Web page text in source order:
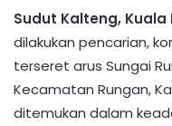
Sudut Kalteng, Kuala
dilakukan pencarian,
terseret arus Sungai
Kecamatan Rungan,
ditemukan dalam